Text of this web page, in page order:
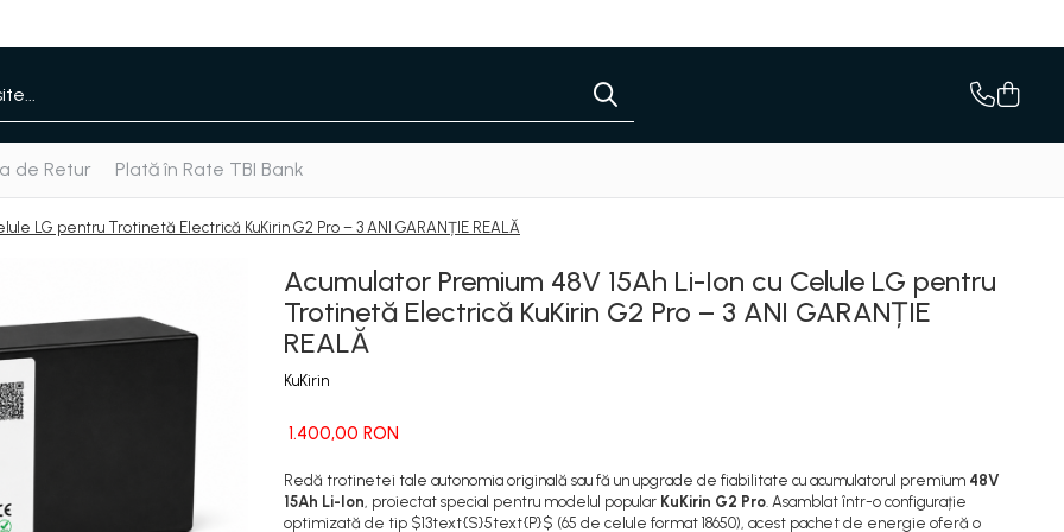
de Retur Plată în Rate TBI Bank
LG pentru Trotinetă Electrică KuKirin G2 Pro – 3 ANI GARANȚIE REALĂ
Acumulator Premium 48V 15Ah Li-Ion cu Celule LG pentru
Trotinetă Electrică KuKirin G2 Pro – 3 ANI GARANȚIE
REALĂ
KuKirin
1.400,00 RON
Redă trotinetei tale autonomia originală sau fă un upgrade de fiabilitate cu acumulatorul premium 48V
15Ah Li-Ion, proiectat special pentru modelul popular KuKirin G2 Pro. Asamblat într-o configurație
optimizată de tip $13text{S}5text{P}$ (65 de celule format 18650), acest pachet de energie oferă o